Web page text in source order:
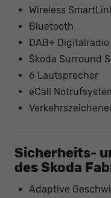
Wireless
Bluetooth
DAB+ Digitalradio
Škoda Surround
6 Lautsprecher
eCall
Sicherheits-
des Skoda
Adaptive